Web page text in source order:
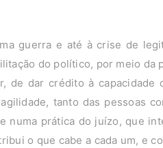
guerra e até à crise de
do político, por meio da
de dar crédito à
tanto das pessoas
numa prática do juízo, que
o que cabe a cada um, e